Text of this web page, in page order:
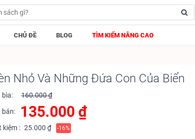
CHỦ ĐỀ BLOG TÌM KIẾM NÂNG CAO
Nhỏ Và Những Đứa Con Của Biển
bìa: 160.000 ₫
bán: 135.000 ₫
kiệm : 25.000 ₫ -16%